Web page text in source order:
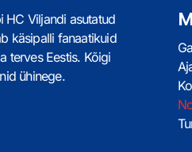
HC Viljandi asutatud
käsipalli fanaatikuid
terves Eestis. Kõigi
ühinege.